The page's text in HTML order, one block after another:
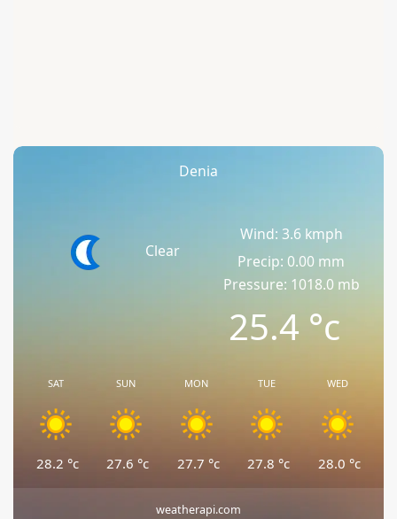
Denia
Clear
Wind: 3.6 kmph
Precip: 0.00 mm
Pressure: 1018.0 mb
25.4°c
SAT
28.2 °c
SUN
27.6 °c
MON
27.7 °c
TUE
27.8 °c
WED
28.0 °c
weatherapi.com